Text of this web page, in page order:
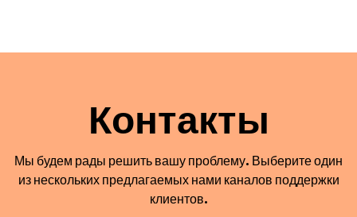
Контакты
Мы будем рады решить вашу проблему. Выберите один
из нескольких предлагаемых нами каналов поддержки
клиентов.